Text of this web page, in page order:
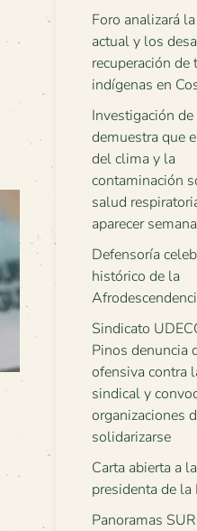
Foro analizará
actual y los
recuperación de
indígenas en
Investigación
demuestra que
del clima y la
contaminación
salud
aparecer
Defensoría
histórico de la
Sindicato
Pinos denuncia
ofensiva contra
sindical y
organizaciones
solidarizarse
Carta abierta a
presidenta de la
Panoramas